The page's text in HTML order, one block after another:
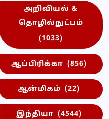
அறிவியல் &
தொழில்நுட்பம்
(1033)
ஆப்பிரிக்கா (856)
ஆன்மிகம் (22)
இந்தியா (4544)